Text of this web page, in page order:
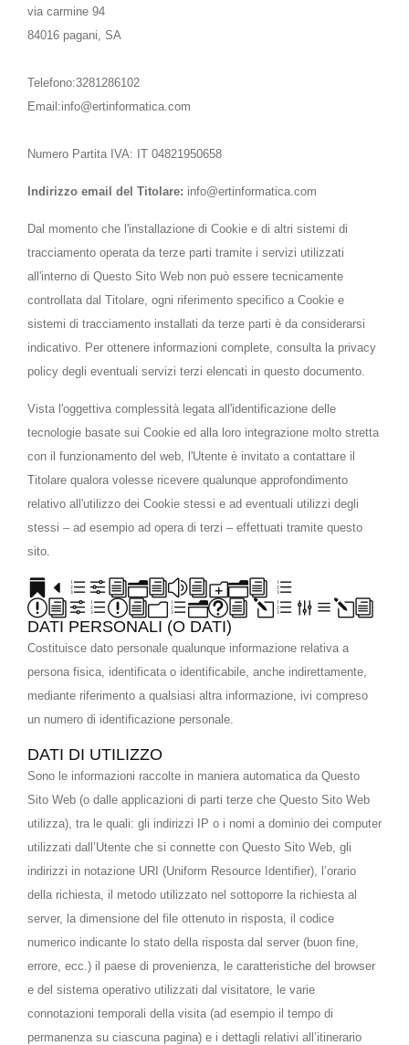
via carmine 94
84016 pagani, SA
Telefono:3281286102
Email:info@ertinformatica.com
Numero Partita IVA: IT 04821950658
Indirizzo email del Titolare: info@ertinformatica.com
Dal momento che l'installazione di Cookie e di altri sistemi di
tracciamento operata da terze parti tramite i servizi utilizzati
all'interno di Questo Sito Web non può essere tecnicamente
controllata dal Titolare, ogni riferimento specifico a Cookie e
sistemi di tracciamento installati da terze parti è da considerarsi
indicativo. Per ottenere informazioni complete, consulta la privacy
policy degli eventuali servizi terzi elencati in questo documento.
Vista l'oggettiva complessità legata all'identificazione delle
tecnologie basate sui Cookie ed alla loro integrazione molto stretta
con il funzionamento del web, l'Utente è invitato a contattare il
Titolare qualora volesse ricevere qualunque approfondimento
relativo all'utilizzo dei Cookie stessi e ad eventuali utilizzi degli
stessi – ad esempio ad opera di terzi – effettuati tramite questo
sito.
Definizioni e
riferimenti legali
DATI PERSONALI (O DATI)
Costituisce dato personale qualunque informazione relativa a
persona fisica, identificata o identificabile, anche indirettamente,
mediante riferimento a qualsiasi altra informazione, ivi compreso
un numero di identificazione personale.
DATI DI UTILIZZO
Sono le informazioni raccolte in maniera automatica da Questo
Sito Web (o dalle applicazioni di parti terze che Questo Sito Web
utilizza), tra le quali: gli indirizzi IP o i nomi a dominio dei computer
utilizzati dall’Utente che si connette con Questo Sito Web, gli
indirizzi in notazione URI (Uniform Resource Identifier), l’orario
della richiesta, il metodo utilizzato nel sottoporre la richiesta al
server, la dimensione del file ottenuto in risposta, il codice
numerico indicante lo stato della risposta dal server (buon fine,
errore, ecc.) il paese di provenienza, le caratteristiche del browser
e del sistema operativo utilizzati dal visitatore, le varie
connotazioni temporali della visita (ad esempio il tempo di
permanenza su ciascuna pagina) e i dettagli relativi all’itinerario